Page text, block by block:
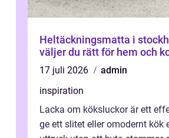
Heltäckningsmatta i
väljer du rätt för hem och
17 juli 2026
admin
inspiration
Lacka om köksluckor är ett
ge ett slitet eller omodernt kök